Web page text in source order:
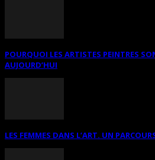
POURQUOI LES ARTISTES PEINTRES
AUJOURD’HUI
LES FEMMES DANS L’ART. UN